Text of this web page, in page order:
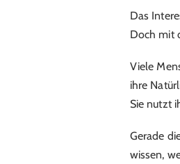
Das
Doch mit
Viele
ihre
Sie nutzt
Gerade
wissen,